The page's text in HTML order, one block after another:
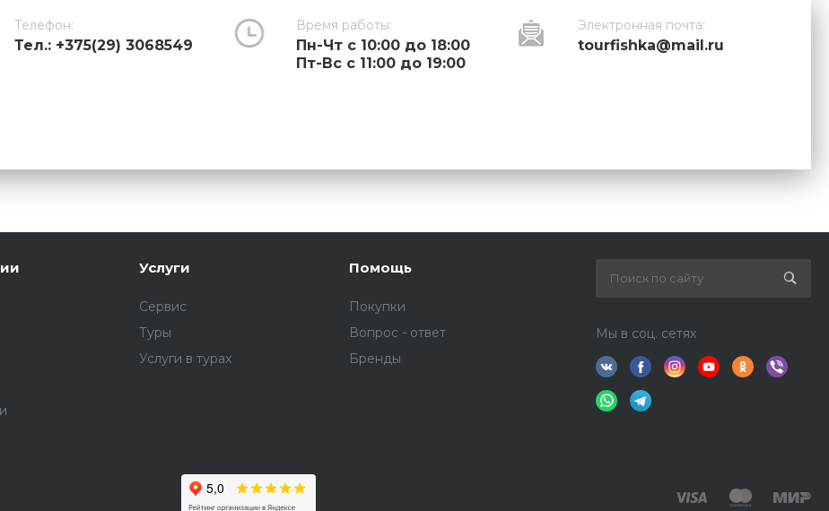
Телефон:
Тел.: +375(29) 3068549
Время работы:
Пн-Чт с 10:00 до 18:00
Пт-Вс с 11:00 до 19:00
Электронная почта:
tourfishka@mail.ru
Услуги
Сервис
Туры
Услуги в турах
Помощь
Покупки
Вопрос - ответ
Бренды
Мы в соц. сетях